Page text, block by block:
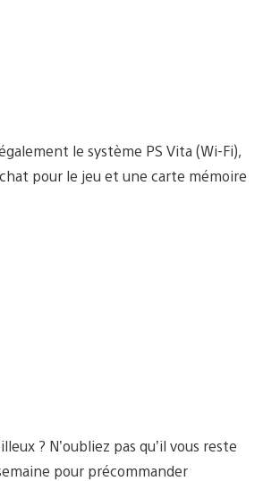
le système PS Vita (Wi-Fi),
pour le jeu et une carte mémoire
? N’oubliez pas qu’il vous reste
pour précommander